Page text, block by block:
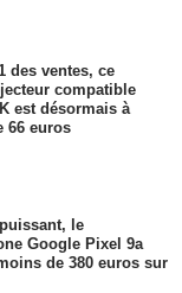
des ventes, ce
compatible
est désormais à
66 euros
le
Google Pixel 9a
de 380 euros sur